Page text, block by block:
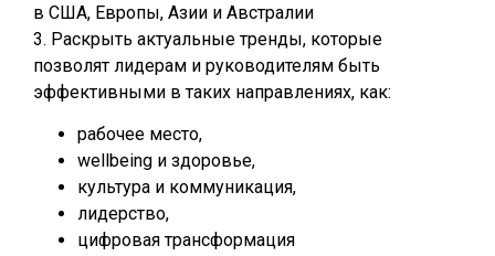
в США, Европы, Азии и Австралии
3. Раскрыть актуальные тренды, которые
позволят лидерам и руководителям быть
эффективными в таких направлениях, как:
рабочее место,
wellbeing и здоровье,
культура и коммуникация,
лидерство,
цифровая трансформация